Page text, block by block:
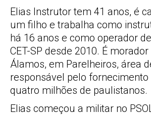
Elias Instrutor tem 41 anos, é
um filho e trabalha como
há 16 anos e como operador
CET-SP desde 2010. É
Álamos, em Parelheiros, área
responsável pelo
quatro milhões de paulistanos.
Elias começou a militar no